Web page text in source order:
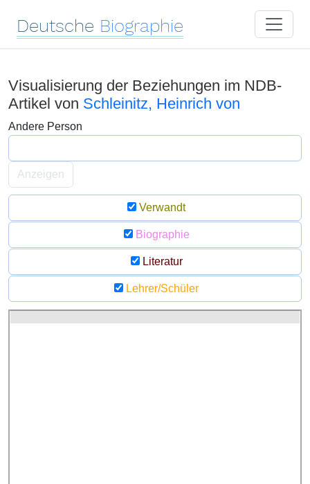
Deutsche Biographie
Visualisierung der Beziehungen im NDB-
Artikel von Schleinitz, Heinrich von
Andere Person
Anzeigen
Verwandt
Biographie
Literatur
Lehrer/Schüler